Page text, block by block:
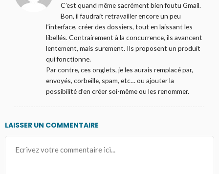
C’est quand même sacrément bien foutu Gmail.
Bon, il faudrait retravailler encore un peu
l’interface, créer des dossiers, tout en laissant les
libellés. Contrairement à la concurrence, ils avancent
lentement, mais surement. Ils proposent un produit
qui fonctionne.
Par contre, ces onglets, je les aurais remplacé par,
envoyés, corbeille, spam, etc… ou ajouter la
possibilité d’en créer soi-même ou les renommer.
LAISSER UN COMMENTAIRE